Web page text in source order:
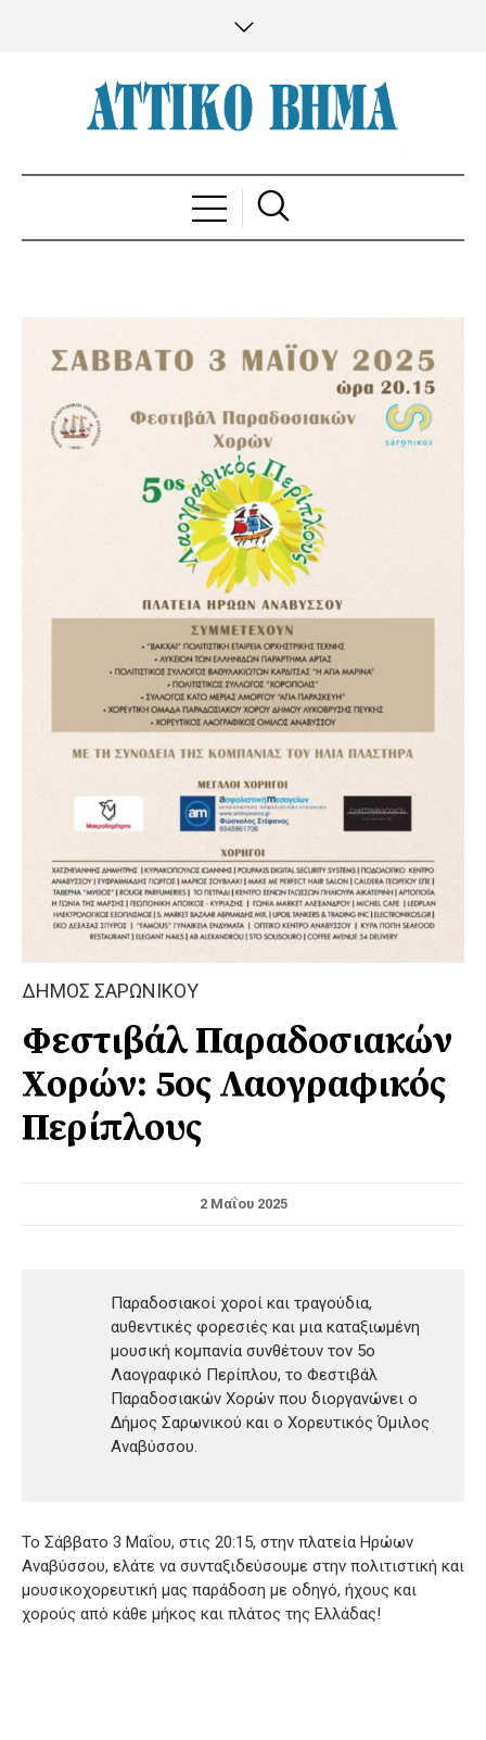
ΔΗΜΟΣ ΣΑΡΩΝΙΚΟΥ
Φεστιβάλ Παραδοσιακών
Χορών: 5ος Λαογραφικός
Περίπλους
2 Μαΐου 2025
Παραδοσιακοί χοροί και τραγούδια,
αυθεντικές φορεσιές και μια καταξιωμένη
μουσική κομπανία συνθέτουν τον 5ο
Λαογραφικό Περίπλου, το Φεστιβάλ
Παραδοσιακών Χορών που διοργανώνει ο
Δήμος Σαρωνικού και ο Χορευτικός Όμιλος
Αναβύσσου.
Το Σάββατο 3 Μαΐου, στις 20:15, στην πλατεία Ηρώων
Αναβύσσου, ελάτε να συνταξιδεύσουμε στην πολιτιστική και
μουσικοχορευτική μας παράδοση με οδηγό, ήχους και
χορούς από κάθε μήκος και πλάτος της Ελλάδας!